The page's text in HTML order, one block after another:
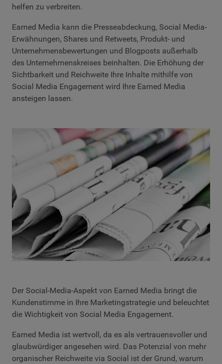
helfen zu verbreiten.
Earned Media kann die Presseabdeckung, Social Media-
Erwähnungen, Shares und Retweets, Produkt- und
Unternehmensbewertungen und Blogposts außerhalb
des Unternehmenskreises beinhalten. Die Erhöhung der
Sichtbarkeit und Reichweite Ihre Inhalte mithilfe von
Social Media Engagement wird Ihre Earned Media
ansteigen lassen.
Der Social-Media-Aspekt von Earned Media bringt die
Kundenstimme in Ihre Marketingstrategie und beleuchtet
die Wichtigkeit von Social Media Engagement.
Earned Media ist wertvoll, da es als vertrauensvoller und
glaubwürdiger angesehen wird. Das Potenzial von mehr
organischer Reichweite via Social ist der Grund, warum